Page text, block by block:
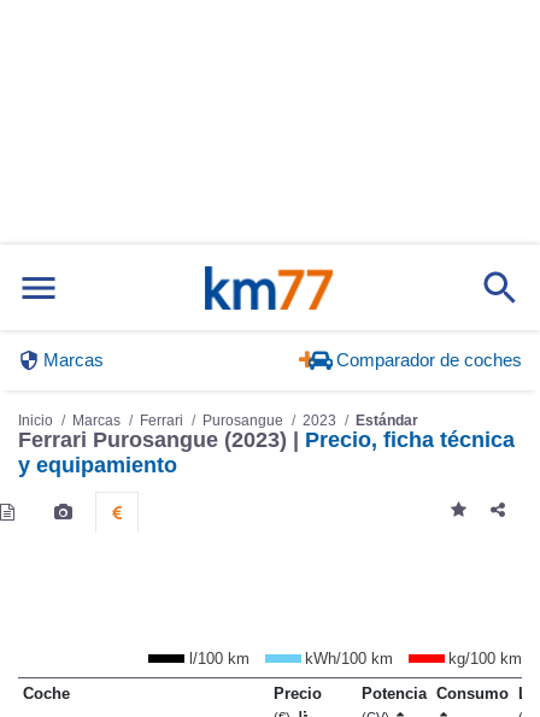
Marcas Comparador de coches
Inicio Marcas Ferrari Purosangue 2023 Estándar
Ferrari Purosangue (2023) | Precio, ficha técnica
y equipamiento
l/100 km kWh/100 km
kg/100 km
Coche
Precio Potencia Consumo